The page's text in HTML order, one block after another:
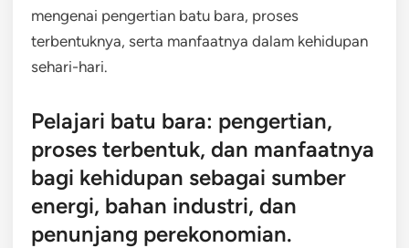
mengenai pengertian batu bara, proses
terbentuknya, serta manfaatnya dalam kehidupan
sehari-hari.
Pelajari batu bara: pengertian,
proses terbentuk, dan manfaatnya
bagi kehidupan sebagai sumber
energi, bahan industri, dan
penunjang perekonomian.